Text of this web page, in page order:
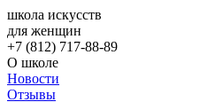
школа искусств
для женщин
+7 (812) 717-88-89
О школе
Новости
Отзывы